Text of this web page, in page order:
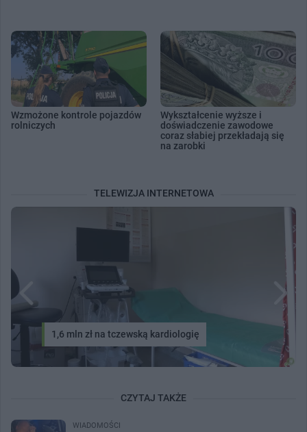
Wzmożone kontrole pojazdów
rolniczych
Wykształcenie wyższe i
doświadczenie zawodowe
coraz słabiej przekładają się
na zarobki
TELEWIZJA INTERNETOWA
1,6 mln zł na tczewską kardiologię
CZYTAJ TAKŻE
WIADOMOŚCI